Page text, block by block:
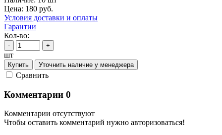
Цена: 180 руб.
Условия доставки и оплаты
Гарантии
Кол-во:
- +
шт
Купить Уточнить наличие у менеджера
Cравнить
Комментарии 0
Комментарии отсутствуют
Чтобы оставить комментарий нужно авторизоваться!